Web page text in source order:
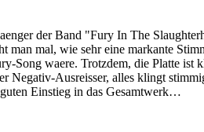
der Band "Fury In The
mal, wie sehr eine markante
waere. Trotzdem, die Platte ist
Ausreisser, alles klingt
Einstieg in das Gesamtwerk…